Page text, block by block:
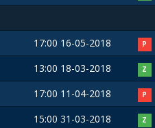
17:00 16-05-2018 P
13:00 18-03-2018 Z
17:00 11-04-2018 P
15:00 31-03-2018 Z